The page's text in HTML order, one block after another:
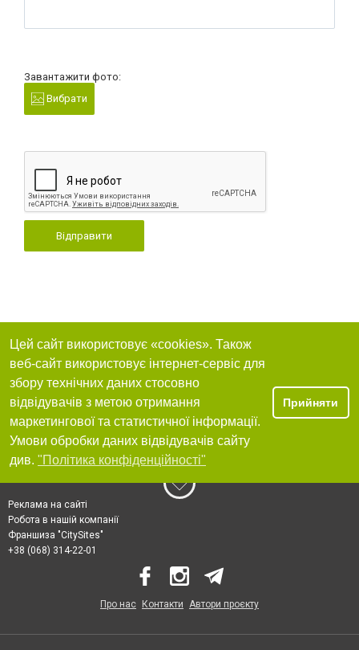
Завантажити фото:
Вибрати
Відправити
Цей сайт використовує «cookies». Також
веб-сайт використовує інтернет-сервіс для
збору технічних даних стосовно
відвідувачів з метою отримання
маркетингової та статистичної інформації.
Умови обробки даних відвідувачів сайту
див. "Політика конфіденційності"
Прийняти
Реклама на сайті
Робота в нашій компанії
Франшиза "CitySites"
+38 (068) 314-22-01
Про нас Контакти Автори проєкту